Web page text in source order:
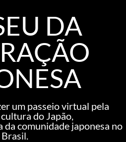
DA
um passeio virtual pela
do Japão,
comunidade japonesa no
Brasil.